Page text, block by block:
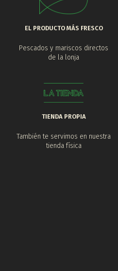
EL PRODUCTO MÁS FRESCO
Pescados y mariscos directos
de la lonja
TIENDA PROPIA
También te servimos en nuestra
tienda física